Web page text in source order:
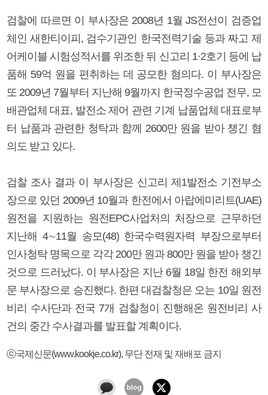
검찰에 따르면 이 부사장은 2008년 1월 JS전선이 검증업
체인 새한티이피, 검수기관인 한국전력기술 등과 짜고 제
어케이블 시험성적서를 위조한 뒤 신고리 1·2호기 등에 납
품해 59억 원을 편취하는 데 공모한 혐의다. 이 부사장은
또 2009년 7월부터 지난해 9월까지 한국정수공업 전무, 모
배관업체 대표, 발전소 제어 관련 기계 납품업체 대표로부
터 납품과 관련한 청탁과 함께 2600만 원을 받아 챙긴 혐
의도 받고 있다.
검찰 조사 결과 이 부사장은 신고리 제1발전소 기전부소
장으로 있던 2009년 10월과 한전에서 아랍에미리트(UAE)
원전을 지원하는 원전EPC사업처의 처장으로 근무하던
지난해 4∼11월 송모(48) 한국수력원자력 부장으로부터
인사청탁 명목으로 각각 200만 원과 800만 원을 받아 챙긴
것으로 드러났다. 이 부사장은 지난 6월 18일 한전 해외부
문 부사장으로 승진했다. 한편 대검찰청은 오는 10일 원전
비리 수사단과 전국 7개 검찰청이 진행해온 원전비리 사
건의 중간 수사결과를 발표할 계획이다.
ⓒ국제신문(www.kookje.co.kr), 무단 전재 및 재배포 금지